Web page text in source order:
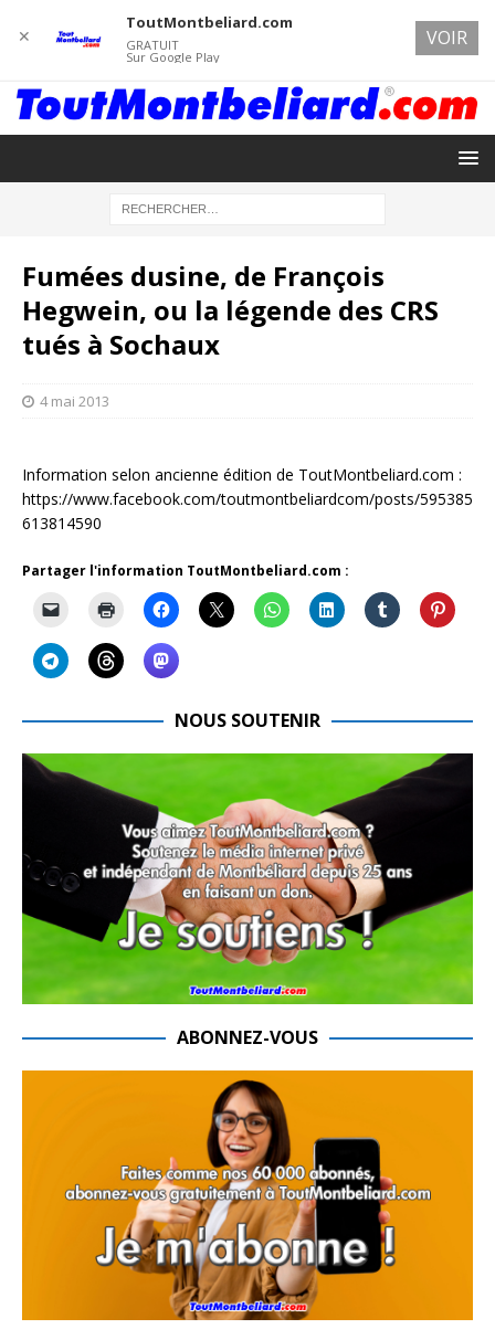
Fumées dusine, de François
Hegwein, ou la légende des CRS
tués à Sochaux
4 mai 2013
Information selon ancienne édition de ToutMontbeliard.com :
https://www.facebook.com/toutmontbeliardcom/posts/595385
613814590
Partager l'information ToutMontbeliard.com :
NOUS SOUTENIR
ABONNEZ-VOUS
✕
ToutMontbeliard.com
GRATUIT
Sur Google Play
VOIR